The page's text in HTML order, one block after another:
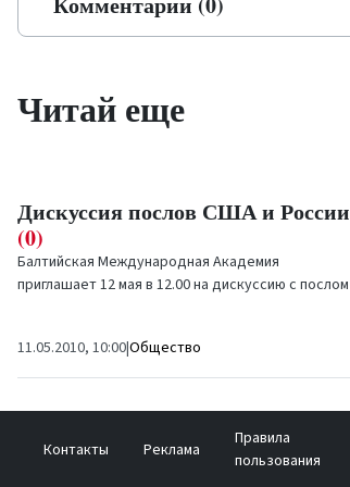
Читай еще
Дискуссия послов США и России
(0)
Балтийская Международная Академия
приглашает 12 мая в 12.00 на дискуссию с послом
11.05.2010, 10:00|Общество
Контакты Реклама
Правила
пользования